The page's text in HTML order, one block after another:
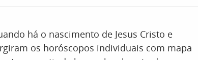
há o nascimento de Jesus Cristo e
os horóscopos individuais com mapa